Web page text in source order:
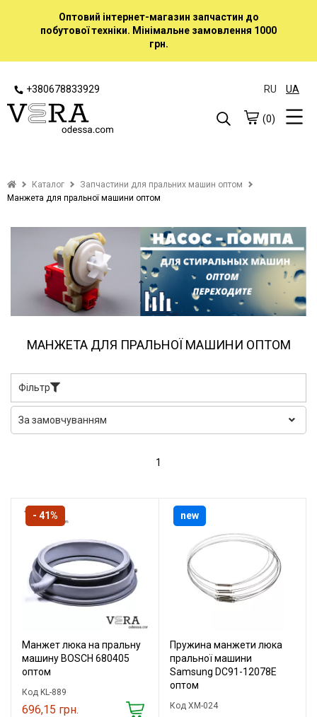
Оптовий інтернет-магазин запчастин до
побутової техніки. Мінімальне замовлення 1000
грн.
+380678833929 RU UA
(0)
Каталог
Запчастини для пральних машин оптом
Манжета для пральної машини оптом
МАНЖЕТА ДЛЯ ПРАЛЬНОЇ МАШИНИ ОПТОМ
Фільтр
1
Манжет люка на пральну
машину BOSCH 680405
оптом
Код KL-889
696,15 грн.
- 41%
Пружина манжети люка
пральної машини
Samsung DC91-12078E
оптом
Код XM-024
new